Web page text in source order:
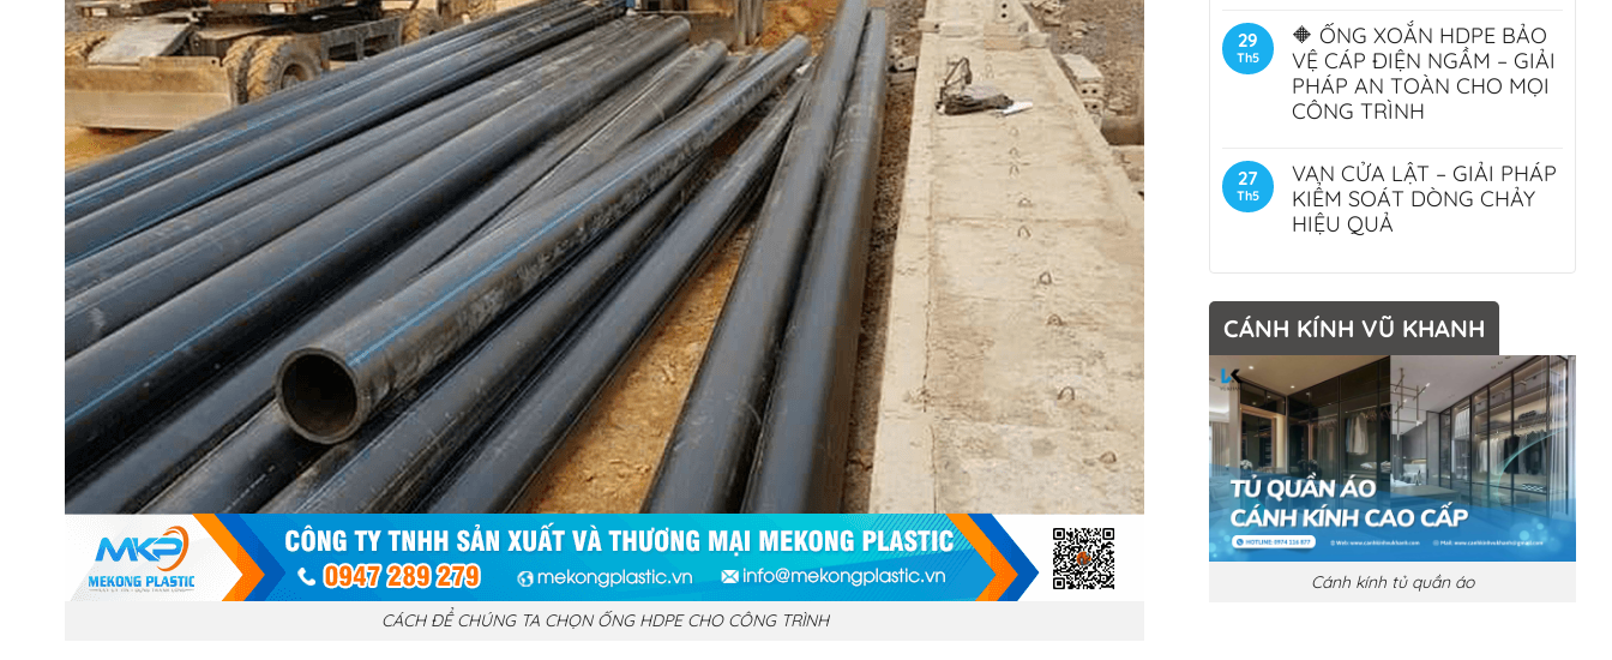
CÁCH ĐỂ CHÚNG TA CHỌN ỐNG HDPE CHO CÔNG TRÌNH
29
Th5
🔶 ỐNG XOẮN HDPE BẢO
VỆ CÁP ĐIỆN NGẦM – GIẢI
PHÁP AN TOÀN CHO MỌI
CÔNG TRÌNH
27
Th5
VAN CỬA LẬT – GIẢI PHÁP
KIỂM SOÁT DÒNG CHẢY
HIỆU QUẢ
CÁNH KÍNH VŨ KHANH
Cánh kính tủ quần áo